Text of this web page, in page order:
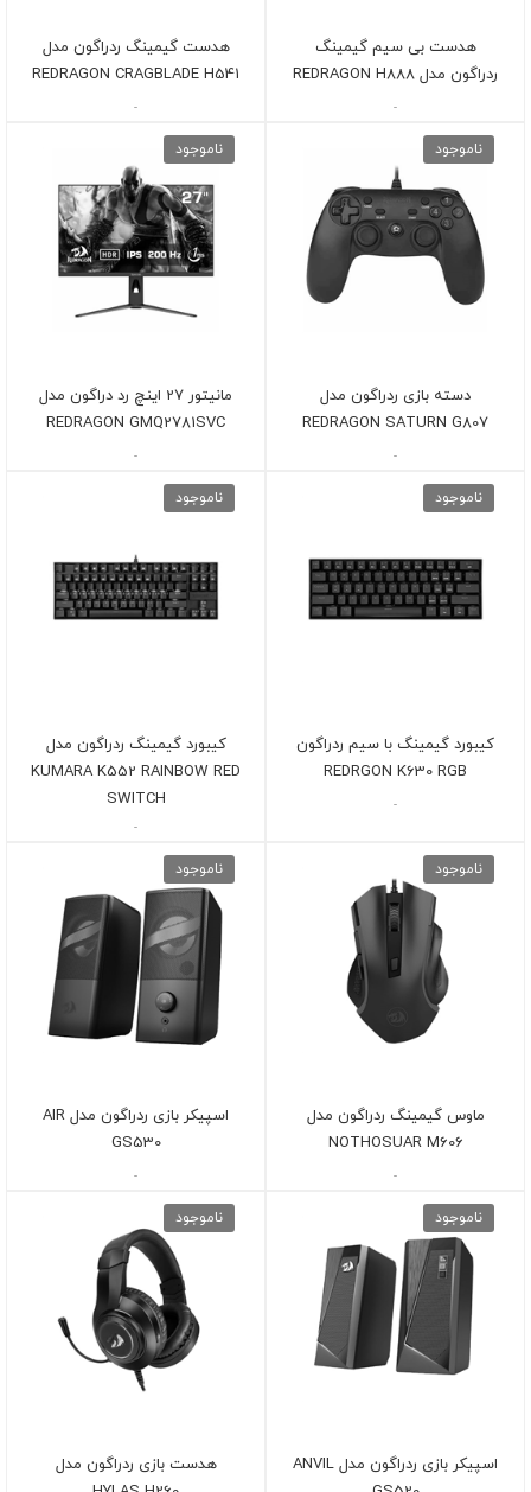
هدست بی سیم گیمینگ
ردراگون مدل REDRAGON H888
-
هدست گیمینگ ردراگون مدل
REDRAGON CRAGBLADE H541
-
ناموجود
دسته بازی ردراگون مدل
REDRAGON SATURN G807
-
ناموجود
مانیتور 27 اینچ رد دراگون مدل
REDRAGON GMQ2781SVC
-
ناموجود
کیبورد گیمینگ با سیم ردراگون
REDRGON K630 RGB
-
ناموجود
کیبورد گیمینگ ردراگون مدل
KUMARA K552 RAINBOW RED
SWITCH
-
ناموجود
ماوس گیمینگ ردراگون مدل
NOTHOSUAR M606
-
ناموجود
اسپیکر بازی ردراگون مدل AIR
GS530
-
ناموجود
اسپیکر بازی ردراگون مدل ANVIL
ناموجود
هدست بازی ردراگون مدل